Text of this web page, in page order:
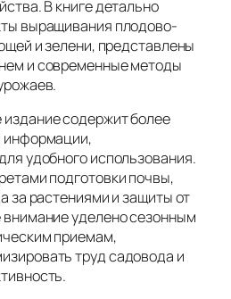
В книге детально
выращивания плодово-
и зелени, представлены
и современные методы
содержит более
информации,
удобного использования.
подготовки почвы,
за растениями и защиты от
уделено сезонным
приемам,
труд садовода и